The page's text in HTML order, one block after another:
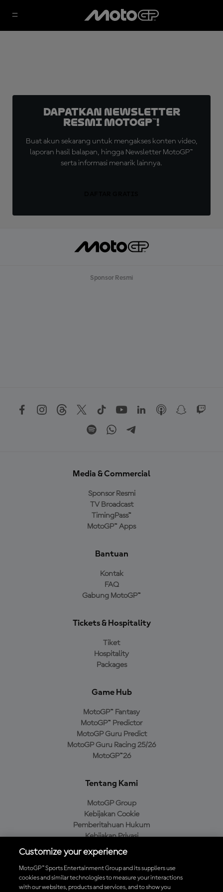
Dapatkan Newsletter
Resmi MotoGP™!
Buat akun sekarang untuk mengakses konten video,
laporan hasil balapan, hingga Newsletter MotoGP™
serta informasi menarik lainnya.
Sponsor Resmi
Media & Commercial
Sponsor Resmi
TV Broadcast
TimingPass™
MotoGP™ Apps
Bantuan
Kontak
FAQ
Gabung MotoGP™
Tickets & Hospitality
Tiket
Hospitality
Packages
Game Hub
MotoGP™ Fantasy
MotoGP™ Predictor
MotoGP Guru Predict
MotoGP Guru Racing 25/26
MotoGP™26
Tentang Kami
MotoGP Group
Kebijakan Cookie
Pemberitahuan Hukum
Kebijakan Privasi
Kebijakan Pembelian
Unduh Aplikasi Resmi MotoGP™
Customize your experience
MotoGP™ Sports Entertainment Group and its suppliers use
cookies and similar technologies to measure your interactions
with our websites, products and services, and to show you